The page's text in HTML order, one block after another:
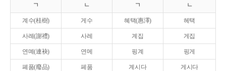
ㄱ ㄴ ㄱ ㄴ
계수(桂樹) 게수 혜택(惠澤) 헤택
사례(謝禮) 사레 계집 게집
연몌(連袂) 연메 핑계 핑게
폐품(廢品) 페품 계시다 게시다